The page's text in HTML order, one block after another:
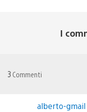
I
3 Commenti
alberto-gmail